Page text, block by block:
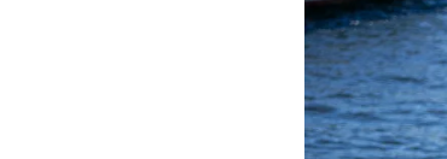
ES400A